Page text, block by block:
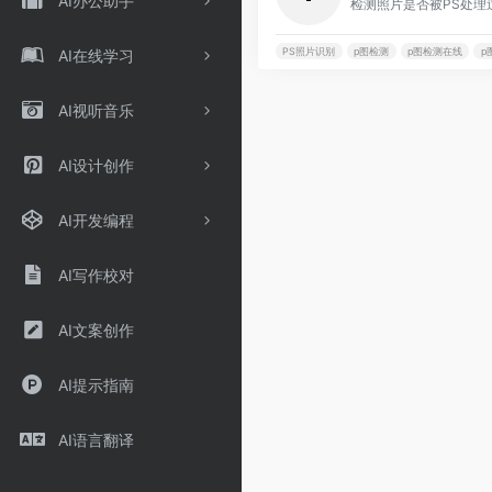
AI在线学习
AI视听音乐
AI设计创作
AI开发编程
AI写作校对
AI文案创作
AI提示指南
AI语言翻译
检测照片是否被PS处理
PS照片识别 p图检测 p图检测在线 p